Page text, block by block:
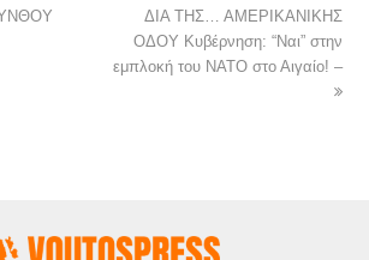
ΔΙΑ ΤΗΣ… ΑΜΕΡΙΚΑΝΙΚΗΣ
ΟΔΟΥ Κυβέρνηση: “Ναι” στην
εμπλοκή του ΝΑΤΟ στο Αιγαίο! –